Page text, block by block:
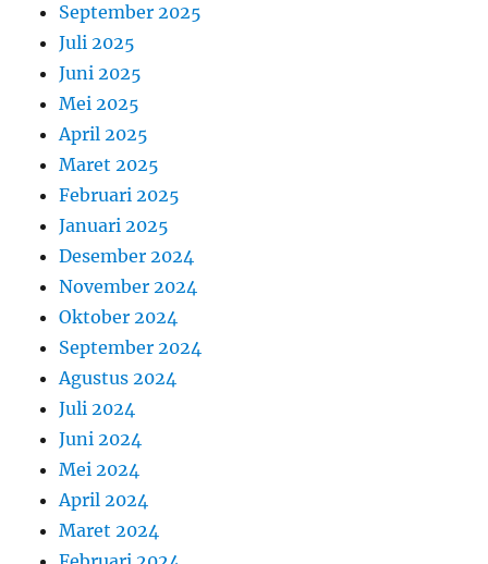
September 2025
Juli 2025
Juni 2025
Mei 2025
April 2025
Maret 2025
Februari 2025
Januari 2025
Desember 2024
November 2024
Oktober 2024
September 2024
Agustus 2024
Juli 2024
Juni 2024
Mei 2024
April 2024
Maret 2024